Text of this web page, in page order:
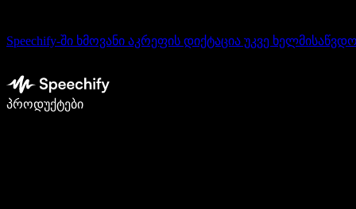
Speechify-ში ხმოვანი აკრეფის დიქტაცია უკვე
პროდუქტები
დაწერე 5-ჯერ სწრაფად ხმით კარნახით